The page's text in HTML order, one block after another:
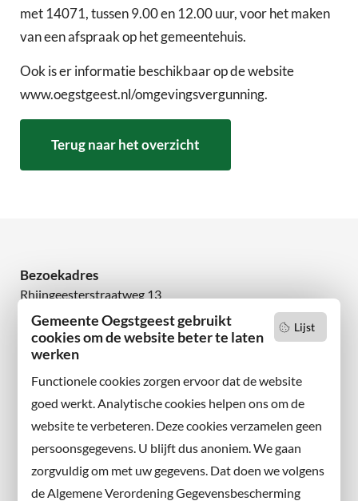
Lijst
Gemeente Oegstgeest gebruikt
cookies om de website beter te laten
werken
Functionele cookies zorgen ervoor dat de website
goed werkt. Analytische cookies helpen ons om de
website te verbeteren. Deze cookies verzamelen geen
persoonsgegevens. U blijft dus anoniem. We gaan
zorgvuldig om met uw gegevens. Dat doen we volgens
de Algemene Verordening Gegevensbescherming
met 14071, tussen 9.00 en 12.00 uur, voor het maken
van een afspraak op het gemeentehuis.
Ook is er informatie beschikbaar op de website
www.oegstgeest.nl/omgevingsvergunning.
Terug naar het overzicht
Bezoekadres
Rhijngeesterstraatweg 13
2342 AN Oegstgeest
Wilt u niets missen?
en volg ons ook op sociale media.
Facebook
X
Instagram